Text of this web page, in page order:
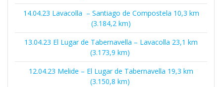
14.04.23 Lavacolla – Santiago de Compostela 10,3 km
(3.184,2 km)
13.04.23 El Lugar de Tabernavella – Lavacolla 23,1 km
(3.173,9 km)
12.04.23 Melide – El Lugar de Tabernavella 19,3 km
(3.150,8 km)